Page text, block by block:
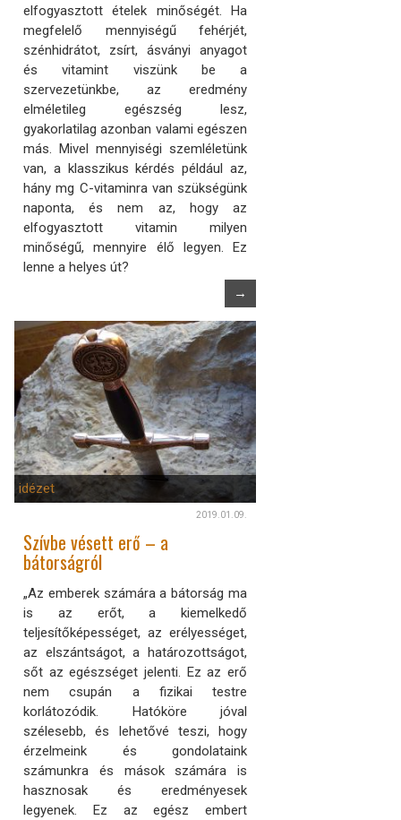
elfogyasztott ételek minőségét. Ha
megfelelő mennyiségű fehérjét,
szénhidrátot, zsírt, ásványi anyagot
és vitamint viszünk be a
szervezetünkbe, az eredmény
elméletileg egészség lesz,
gyakorlatilag azonban valami egészen
más. Mivel mennyiségi szemléletünk
van, a klasszikus kérdés például az,
hány mg C-vitaminra van szükségünk
naponta, és nem az, hogy az
elfogyasztott vitamin milyen
minőségű, mennyire élő legyen. Ez
lenne a helyes út?
→
idézet
2019.01.09.
Szívbe vésett erő – a
bátorságról
„Az emberek számára a bátorság ma
is az erőt, a kiemelkedő
teljesítőképességet, az erélyességet,
az elszántságot, a határozottságot,
sőt az egészséget jelenti. Ez az erő
nem csupán a fizikai testre
korlátozódik. Hatóköre jóval
szélesebb, és lehetővé teszi, hogy
érzelmeink és gondolataink
számunkra és mások számára is
hasznosak és eredményesek
legyenek. Ez az egész embert